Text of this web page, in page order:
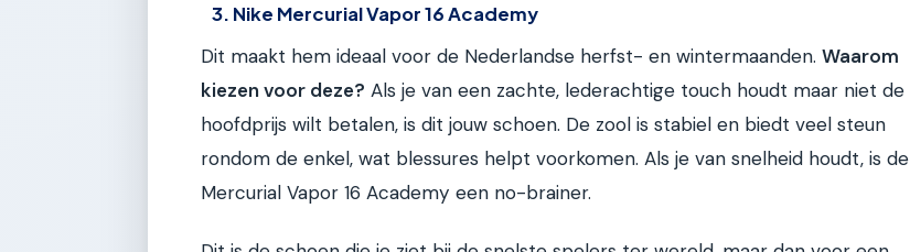
3. Nike Mercurial Vapor 16 Academy
Dit maakt hem ideaal voor de Nederlandse herfst- en wintermaanden. Waarom
kiezen voor deze? Als je van een zachte, lederachtige touch houdt maar niet de
hoofdprijs wilt betalen, is dit jouw schoen. De zool is stabiel en biedt veel steun
rondom de enkel, wat blessures helpt voorkomen. Als je van snelheid houdt, is de
Mercurial Vapor 16 Academy een no-brainer.